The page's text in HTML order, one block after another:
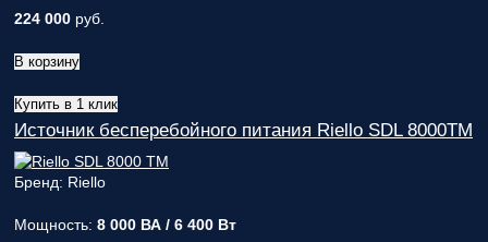
224 000 руб.
В корзину
Купить в 1 клик
Источник бесперебойного питания Riello SDL 8000TM
Бренд: Riello
Мощность: 8 000 ВА / 6 400 Вт